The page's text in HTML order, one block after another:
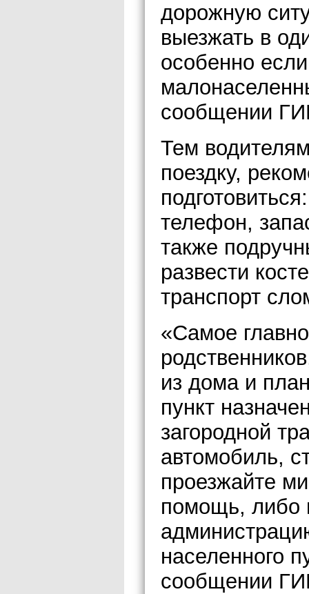
дорожную
выезжать в
особенно
сообщении
Тем
поездку,
телефон,
также
развести
транспорт
«Самое
из дома и
пункт
загородной
автомобиль,
проезжайте
помощь, либо
населенного
сообщении